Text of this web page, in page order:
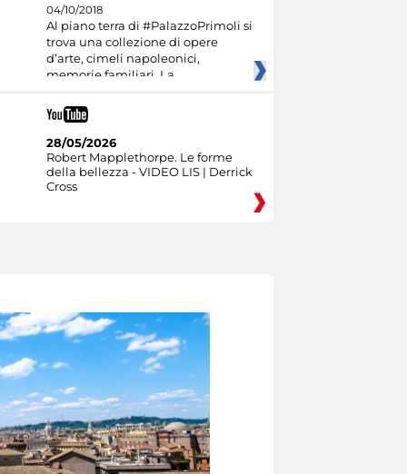
04/10/2018
Al piano terra di #PalazzoPrimoli si
trova una collezione di opere
d’arte, cimeli napoleonici,
memorie familiari. La
28/05/2026
Robert Mapplethorpe. Le forme
della bellezza - VIDEO LIS | Derrick
Cross